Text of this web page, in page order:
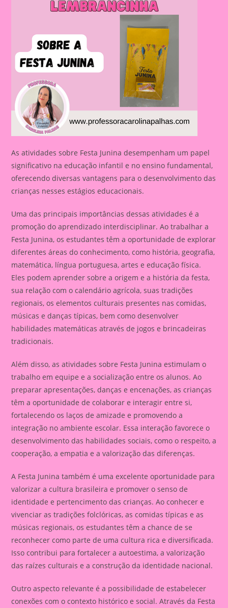
As atividades sobre Festa Junina desempenham um papel
significativo na educação infantil e no ensino fundamental,
oferecendo diversas vantagens para o desenvolvimento das
crianças nesses estágios educacionais.
Uma das principais importâncias dessas atividades é a
promoção do aprendizado interdisciplinar. Ao trabalhar a
Festa Junina, os estudantes têm a oportunidade de explorar
diferentes áreas do conhecimento, como história, geografia,
matemática, língua portuguesa, artes e educação física.
Eles podem aprender sobre a origem e a história da festa,
sua relação com o calendário agrícola, suas tradições
regionais, os elementos culturais presentes nas comidas,
músicas e danças típicas, bem como desenvolver
habilidades matemáticas através de jogos e brincadeiras
tradicionais.
Além disso, as atividades sobre Festa Junina estimulam o
trabalho em equipe e a socialização entre os alunos. Ao
preparar apresentações, danças e encenações, as crianças
têm a oportunidade de colaborar e interagir entre si,
fortalecendo os laços de amizade e promovendo a
integração no ambiente escolar. Essa interação favorece o
desenvolvimento das habilidades sociais, como o respeito, a
cooperação, a empatia e a valorização das diferenças.
A Festa Junina também é uma excelente oportunidade para
valorizar a cultura brasileira e promover o senso de
identidade e pertencimento das crianças. Ao conhecer e
vivenciar as tradições folclóricas, as comidas típicas e as
músicas regionais, os estudantes têm a chance de se
reconhecer como parte de uma cultura rica e diversificada.
Isso contribui para fortalecer a autoestima, a valorização
das raízes culturais e a construção da identidade nacional.
Outro aspecto relevante é a possibilidade de estabelecer
conexões com o contexto histórico e social. Através da Festa